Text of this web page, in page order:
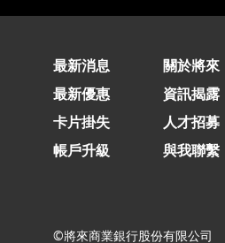
最新消息
最新優惠
卡片掛失
帳戶升級
關於將來
資訊揭露
人才招募
與我聯繫
©將來商業銀行股份有限公司